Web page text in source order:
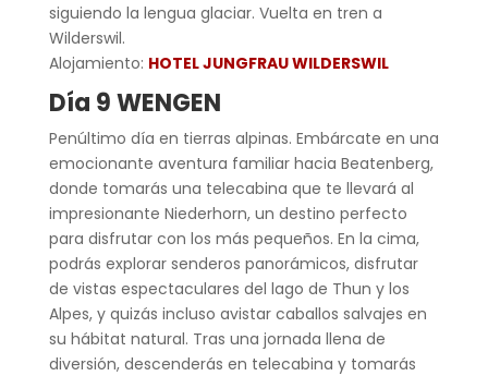
siguiendo la lengua glaciar. Vuelta en tren a
Wilderswil.
Alojamiento: HOTEL JUNGFRAU WILDERSWIL
Día 9 WENGEN
Penúltimo día en tierras alpinas. Embárcate en una
emocionante aventura familiar hacia Beatenberg,
donde tomarás una telecabina que te llevará al
impresionante Niederhorn, un destino perfecto
para disfrutar con los más pequeños. En la cima,
podrás explorar senderos panorámicos, disfrutar
de vistas espectaculares del lago de Thun y los
Alpes, y quizás incluso avistar caballos salvajes en
su hábitat natural. Tras una jornada llena de
diversión, descenderás en telecabina y tomarás